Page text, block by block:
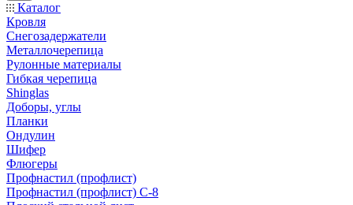
Каталог
Кровля
Снегозадержатели
Металлочерепица
Рулонные материалы
Гибкая черепица
Shinglas
Доборы, углы
Планки
Ондулин
Шифер
Флюгеры
Профнастил (профлист)
Профнастил (профлист) С-8